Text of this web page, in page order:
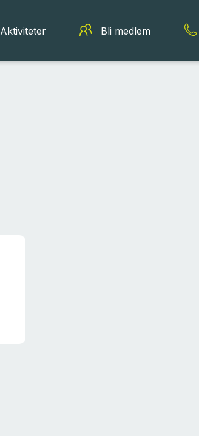
Aktiviteter Bli medlem